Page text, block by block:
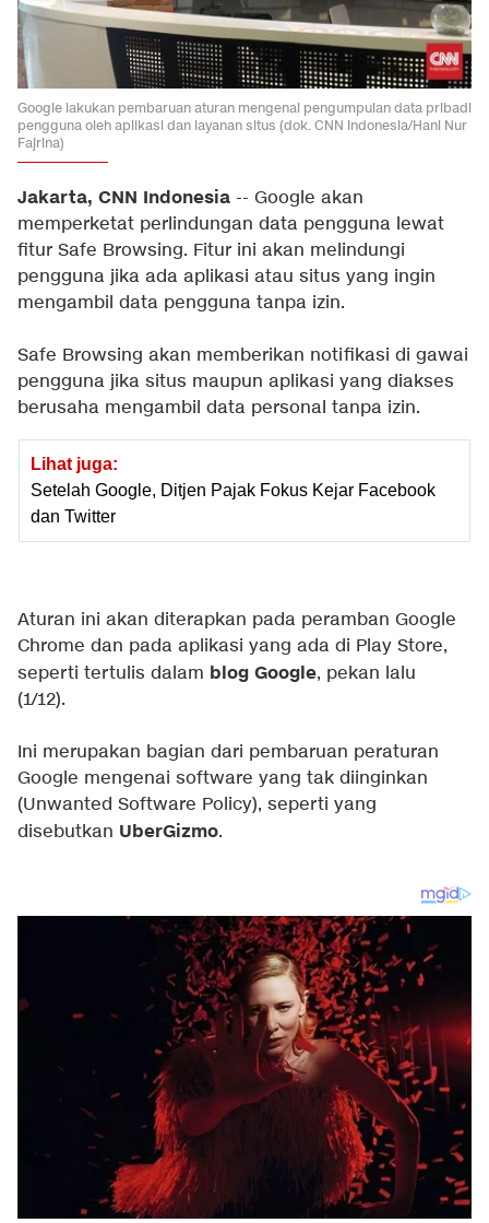
Google lakukan pembaruan aturan mengenai pengumpulan data pribadi
pengguna oleh aplikasi dan layanan situs (dok. CNN Indonesia/Hani Nur
Fajrina)
Jakarta, CNN Indonesia -- Google akan
memperketat perlindungan data pengguna lewat
fitur Safe Browsing. Fitur ini akan melindungi
pengguna jika ada aplikasi atau situs yang ingin
mengambil data pengguna tanpa izin.
Safe Browsing akan memberikan notifikasi di gawai
pengguna jika situs maupun aplikasi yang diakses
berusaha mengambil data personal tanpa izin.
Lihat juga:
Setelah Google, Ditjen Pajak Fokus Kejar Facebook
dan Twitter
Aturan ini akan diterapkan pada peramban Google
Chrome dan pada aplikasi yang ada di Play Store,
seperti tertulis dalam blog Google, pekan lalu
(1/12).
Ini merupakan bagian dari pembaruan peraturan
Google mengenai software yang tak diinginkan
(Unwanted Software Policy), seperti yang
disebutkan UberGizmo.